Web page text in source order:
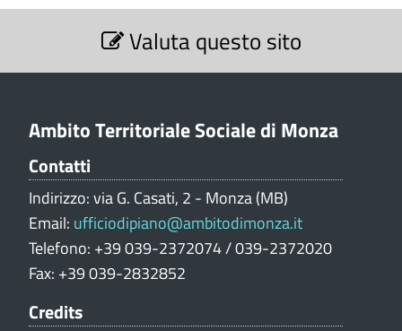
S
Valuta questo sito
Ambito Territoriale Sociale di Monza
Contatti
Indirizzo: via G. Casati, 2 - Monza (MB)
Email: ufficiodipiano@ambitodimonza.it
Telefono: +39 039-2372074 / 039-2372020
Fax: +39 039-2832852
Credits